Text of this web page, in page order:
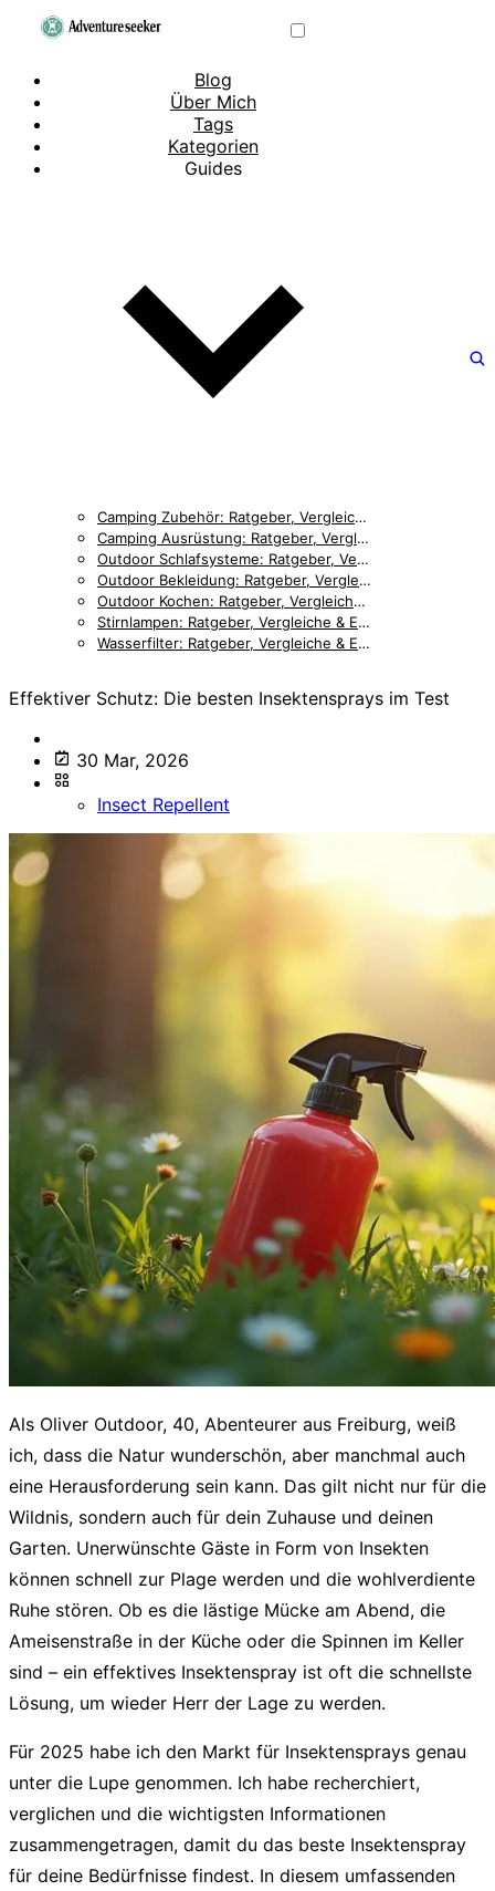
Blog
Über Mich
Tags
Kategorien
Guides
Camping Zubehör: Ratgeber, Vergleiche & Empfehlungen [2026]
Camping Ausrüstung: Ratgeber, Vergleiche & Empfehlungen [2026]
Outdoor Schlafsysteme: Ratgeber, Vergleiche & Empfehlungen [2026]
Outdoor Bekleidung: Ratgeber, Vergleiche & Empfehlungen [2026]
Outdoor Kochen: Ratgeber, Vergleiche & Empfehlungen [2026]
Stirnlampen: Ratgeber, Vergleiche & Empfehlungen [2026]
Wasserfilter: Ratgeber, Vergleiche & Empfehlungen [2026]
Effektiver Schutz: Die besten Insektensprays im Test
30 Mar, 2026
Insect Repellent
Als Oliver Outdoor, 40, Abenteurer aus Freiburg, weiß
ich, dass die Natur wunderschön, aber manchmal auch
eine Herausforderung sein kann. Das gilt nicht nur für die
Wildnis, sondern auch für dein Zuhause und deinen
Garten. Unerwünschte Gäste in Form von Insekten
können schnell zur Plage werden und die wohlverdiente
Ruhe stören. Ob es die lästige Mücke am Abend, die
Ameisenstraße in der Küche oder die Spinnen im Keller
sind – ein effektives Insektenspray ist oft die schnellste
Lösung, um wieder Herr der Lage zu werden.
Für 2025 habe ich den Markt für Insektensprays genau
unter die Lupe genommen. Ich habe recherchiert,
verglichen und die wichtigsten Informationen
zusammengetragen, damit du das beste Insektenspray
für deine Bedürfnisse findest. In diesem umfassenden